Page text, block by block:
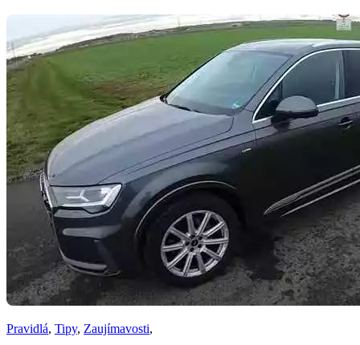
Pravidlá, Tipy, Zaujímavosti,